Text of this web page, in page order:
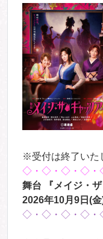
※受付は終了いた
◇・◇・◇・◇
舞台 『メイジ・ザ
2026年10月9日(
◇・◇・◇・◇